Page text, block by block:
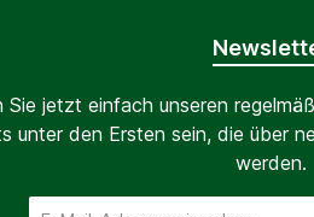
Sie jetzt einfach unseren
unter den Ersten sein, die über
werden.